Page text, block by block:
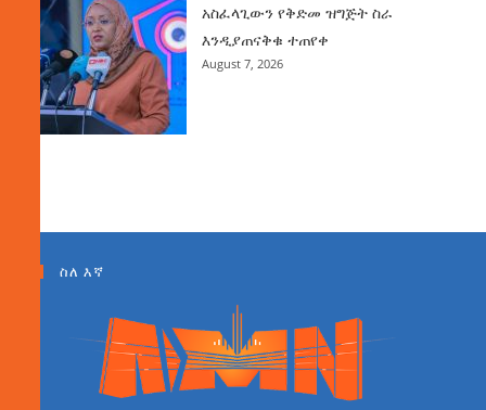
አስፈላጊውን የቅድመ ዝግጅት ስራ
እንዲያጠናቅቁ ተጠየቀ
August 7, 2026
ስለ እኛ